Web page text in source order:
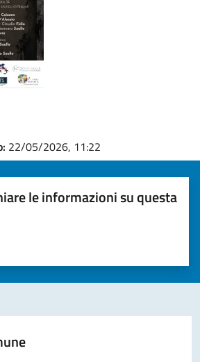
22/05/2026, 11:22
le informazioni su questa
informazioni (da 1 a 5 stelle)
di stelle per valutare la chiarezza delle
5 stelle su 5
stelle su 5
su 5
5